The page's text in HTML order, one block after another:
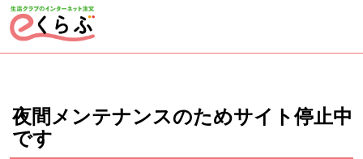
ページの先頭です。
夜間メンテナンスのためサイト停止中
です